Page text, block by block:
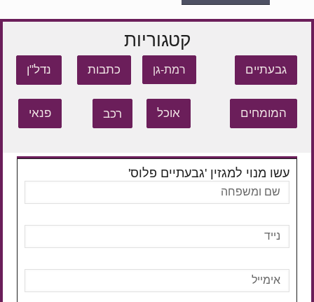
קטגוריות
גבעתיים רמת-גן כתבות נדל"ן
המומחים אוכל רכב פנאי
עשו מנוי למגזין 'גבעתיים פלוס'